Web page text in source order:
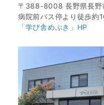
〒388-8008 長野県長野
病院前バス停より徒歩約
「学び舎めぶき」HP